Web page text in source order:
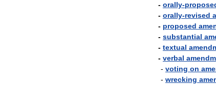
- orally-
- orally-revised
- proposed
- substantial
- textual
- verbal
- voting on
- wrecking